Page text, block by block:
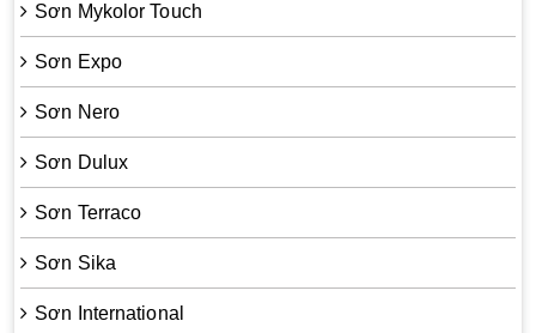
Sơn Mykolor Touch
Sơn Expo
Sơn Nero
Sơn Dulux
Sơn Terraco
Sơn Sika
Sơn International